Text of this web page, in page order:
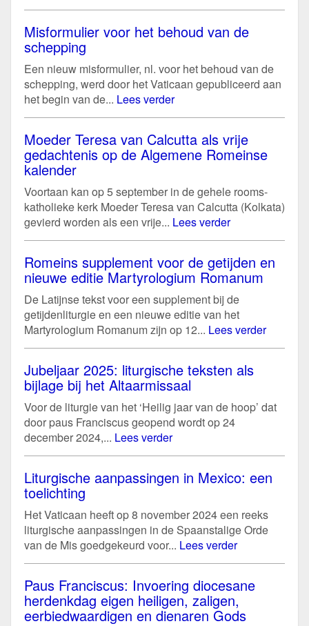
Misformulier voor het behoud van de
schepping
Een nieuw misformulier, nl. voor het behoud van de
schepping, werd door het Vaticaan gepubliceerd aan
het begin van de... Lees verder
Moeder Teresa van Calcutta als vrije
gedachtenis op de Algemene Romeinse
kalender
Voortaan kan op 5 september in de gehele rooms-
katholieke kerk Moeder Teresa van Calcutta (Kolkata)
gevierd worden als een vrije... Lees verder
Romeins supplement voor de getijden en
nieuwe editie Martyrologium Romanum
De Latijnse tekst voor een supplement bij de
getijdenliturgie en een nieuwe editie van het
Martyrologium Romanum zijn op 12... Lees verder
Jubeljaar 2025: liturgische teksten als
bijlage bij het Altaarmissaal
Voor de liturgie van het ‘Heilig jaar van de hoop’ dat
door paus Franciscus geopend wordt op 24
december 2024,... Lees verder
Liturgische aanpassingen in Mexico: een
toelichting
Het Vaticaan heeft op 8 november 2024 een reeks
liturgische aanpassingen in de Spaanstalige Orde
van de Mis goedgekeurd voor... Lees verder
Paus Franciscus: Invoering diocesane
herdenkdag eigen heiligen, zaligen,
eerbiedwaardigen en dienaren Gods